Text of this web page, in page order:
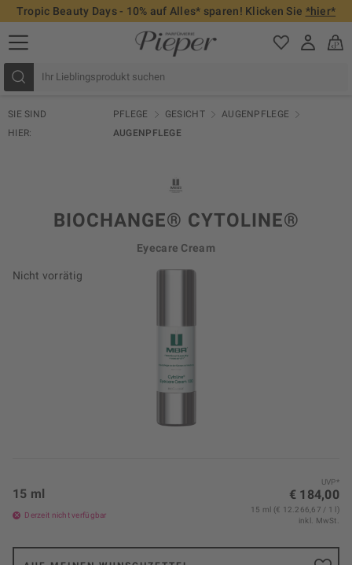
Tropic Beauty Days - 10% auf Alles* sparen! Klicken Sie *hier*
SIE SIND
HIER:
PFLEGE GESICHT
AUGENPFLEGE
AUGENPFLEGE
Nicht vorrätig
BIOCHANGE® CYTOLINE®
Eyecare Cream
UVP*
€ 184,00
15 ml
Derzeit nicht verfügbar
15 ml (€ 12.266,67 / 1 l)
inkl. MwSt.